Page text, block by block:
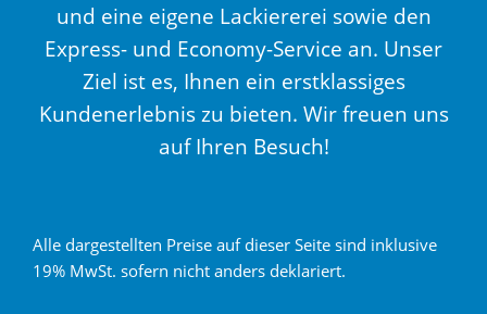
und eine eigene Lackiererei sowie den
Express- und Economy-Service an. Unser
Ziel ist es, Ihnen ein erstklassiges
Kundenerlebnis zu bieten. Wir freuen uns
auf Ihren Besuch!
Alle dargestellten Preise auf dieser Seite sind inklusive
19% MwSt. sofern nicht anders deklariert.